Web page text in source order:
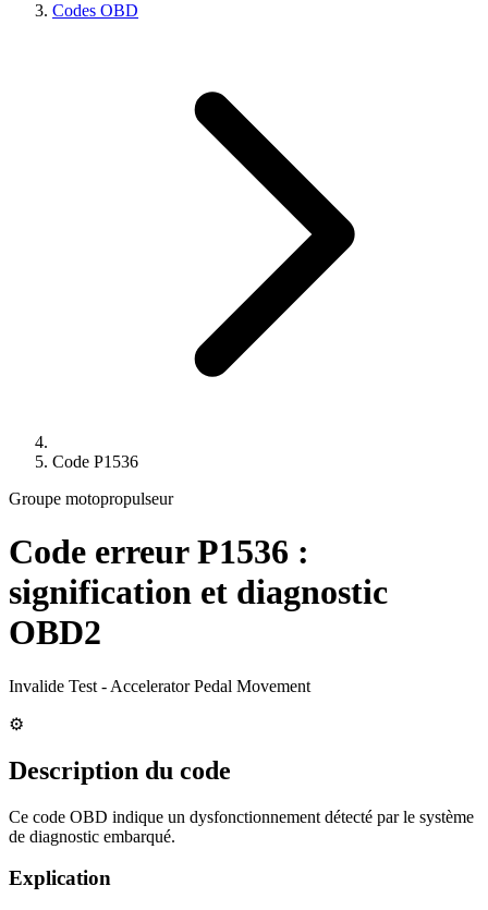
Codes OBD
Code P1536
Groupe motopropulseur
Code erreurP1536 :
signification et diagnostic
OBD2
Invalide Test - Accelerator Pedal Movement
⚙️
Description du code
Ce code OBD indique un dysfonctionnement détecté par le système
de diagnostic embarqué.
Explication